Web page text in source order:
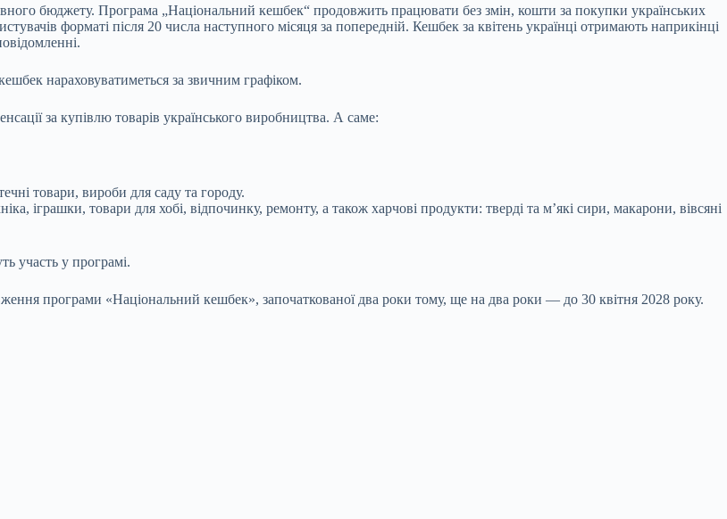
бюджету. Програма „Національний кешбек“ продовжить працювати без змін, кошти за покупки українських
форматі після 20 числа наступного місяця за попередній. Кешбек за квітень українці отримають наприкінці
нараховуватиметься за звичним графіком.
за купівлю товарів українського виробництва. А саме:
товари, вироби для саду та городу.
іграшки, товари для хобі, відпочинку, ремонту, а також харчові продукти: тверді та м’які сири, макарони, вівсяні
участь у програмі.
програми «Національний кешбек», започаткованої два роки тому, ще на два роки — до 30 квітня 2028 року.